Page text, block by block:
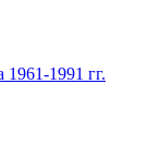
1991 гг.